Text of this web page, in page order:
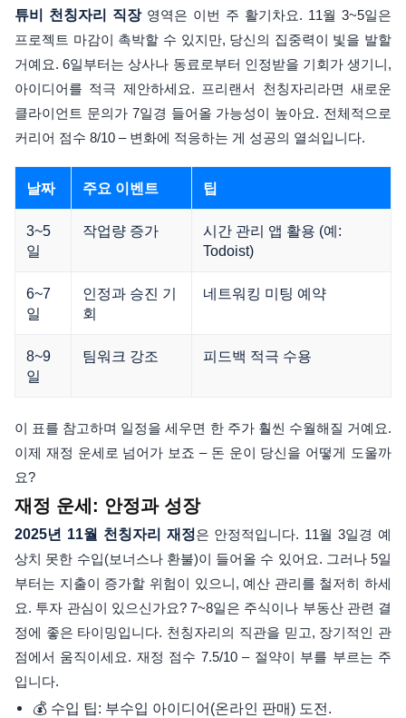
튜비 천칭자리 직장영역은 이번 주 활기차요. 11월 3~5일은
프로젝트 마감이 촉박할 수 있지만, 당신의 집중력이 빛을 발할
거예요. 6일부터는 상사나 동료로부터 인정받을 기회가 생기니,
아이디어를 적극 제안하세요. 프리랜서 천칭자리라면 새로운
클라이언트 문의가 7일경 들어올 가능성이 높아요. 전체적으로
커리어 점수 8/10 – 변화에 적응하는 게 성공의 열쇠입니다.
날짜 주요 이벤트 팁
3~5
일
작업량 증가
시간 관리 앱 활용 (예:
Todoist)
6~7
일
인정과 승진 기
회
네트워킹 미팅 예약
8~9
일
팀워크 강조 피드백 적극 수용
이 표를 참고하며 일정을 세우면 한 주가 훨씬 수월해질 거예요.
이제 재정 운세로 넘어가 보죠 – 돈 운이 당신을 어떻게 도울까
요?
재정 운세: 안정과 성장
2025년 11월 천칭자리 재정은 안정적입니다. 11월 3일경 예
상치 못한 수입(보너스나 환불)이 들어올 수 있어요. 그러나 5일
부터는 지출이 증가할 위험이 있으니, 예산 관리를 철저히 하세
요. 투자 관심이 있으신가요? 7~8일은 주식이나 부동산 관련 결
정에 좋은 타이밍입니다. 천칭자리의 직관을 믿고, 장기적인 관
점에서 움직이세요. 재정 점수 7.5/10 – 절약이 부를 부르는 주
입니다.
💰 수입 팁: 부수입 아이디어(온라인 판매) 도전.